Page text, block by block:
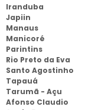
Iranduba
Japiin
Manaus
Manicoré
Parintins
Rio Preto da Eva
Santo Agostinho
Tapauá
Tarumã - Açu
Afonso Claudio